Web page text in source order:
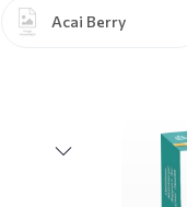
Acai Berry